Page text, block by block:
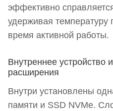
эффективно
удерживая
время активной работы.
Внутреннее устройство
расширения
Внутри установлены
памяти и SSD NVMe.